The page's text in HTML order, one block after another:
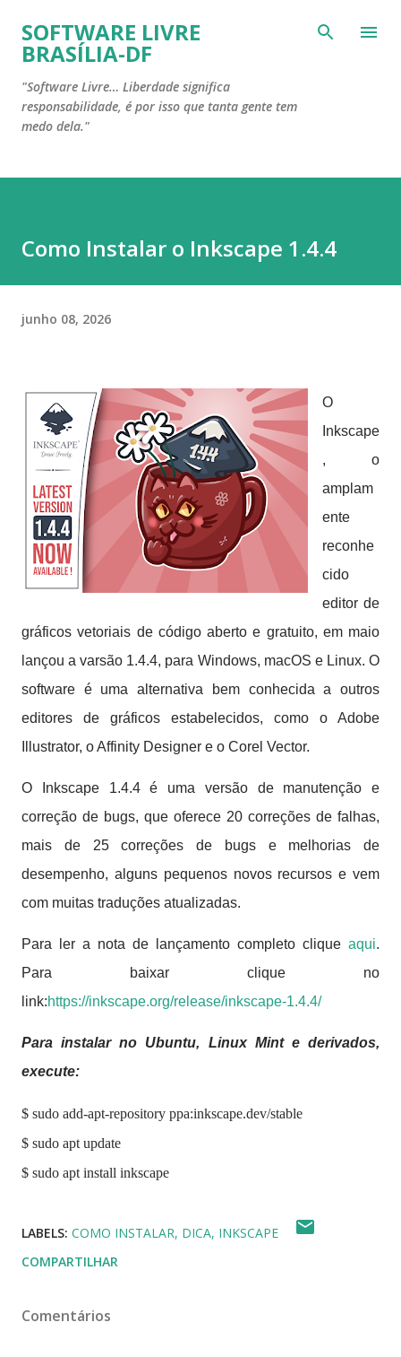
Pular para o conteúdo principal
SOFTWARE LIVRE
BRASÍLIA-DF
"Software Livre… Liberdade significa
responsabilidade, é por isso que tanta gente tem
medo dela."
Como Instalar o Inkscape 1.4.4
junho 08, 2026
O
Inkscape
, o
amplam
ente
reconhe
cido
editor de
gráficos vetoriais de código aberto e gratuito, em maio
lançou a varsão 1.4.4, para Windows, macOS e Linux. O
software é uma alternativa bem conhecida a outros
editores de gráficos estabelecidos, como o Adobe
Illustrator, o Affinity Designer e o Corel Vector.
O Inkscape 1.4.4 é uma versão de manutenção e
correção de bugs, que oferece 20 correções de falhas,
mais de 25 correções de bugs e melhorias de
desempenho, alguns pequenos novos recursos e vem
com muitas traduções atualizadas.
Para ler a nota de lançamento completo clique aqui.
Para baixar clique no
link:https://inkscape.org/release/inkscape-1.4.4/
Para instalar no Ubuntu, Linux Mint e derivados,
execute:
$ sudo add-apt-repository ppa:inkscape.dev/stable
$ sudo apt update
$ sudo apt install inkscape
LABELS: COMO INSTALAR DICA INKSCAPE
COMPARTILHAR
Comentários